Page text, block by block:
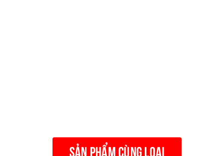
SẢN PHẨM CÙNG LOẠI